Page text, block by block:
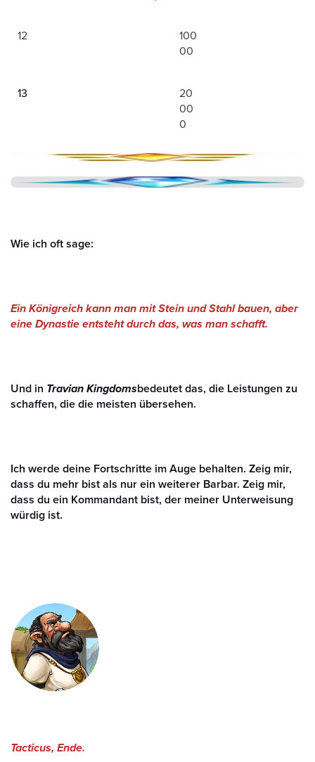
12
100
00
13
20
00
0
Wie ich oft sage:
Ein Königreich kann man mit Stein und Stahl bauen, aber
eine Dynastie entsteht durch das, was man schafft.
Und in Travian Kingdomsbedeutet das, die Leistungen zu
schaffen, die die meisten übersehen.
Ich werde deine Fortschritte im Auge behalten. Zeig mir,
dass du mehr bist als nur ein weiterer Barbar. Zeig mir,
dass du ein Kommandant bist, der meiner Unterweisung
würdig ist.
Tacticus, Ende.